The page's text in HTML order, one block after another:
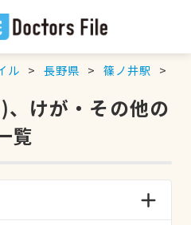
ル 長野県 篠ノ井駅
けが・その他の
覧